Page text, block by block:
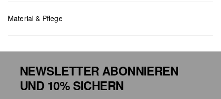
Material & Pflege
NEWSLETTER ABONNIEREN
UND 10% SICHERN